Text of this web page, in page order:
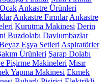
Ocak Ankastre Ürünleri
Ankastre Fırınlar Ankastre
Kurutma Makinesi Derin
Buzdolabı Davlumbazlar
Eşya Setleri Aspiratörler
Ürünleri Şarap Dolabı
Pişirme Makineleri Mısır
Yapma Makinesi Ekmek